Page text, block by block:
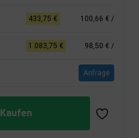
433,75 € 100,66 € /
1.083,75 € 98,50 € /
Anfrage
Kaufen